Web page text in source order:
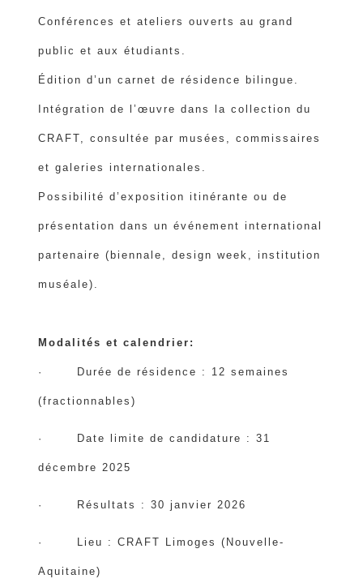
Conférences et ateliers ouverts au grand
public et aux étudiants.
Édition d’un carnet de résidence bilingue.
Intégration de l’œuvre dans la collection du
CRAFT, consultée par musées, commissaires
et galeries internationales.
Possibilité d’exposition itinérante ou de
présentation dans un événement international
partenaire (biennale, design week, institution
muséale).
Modalités et calendrier:
· Durée de résidence : 12 semaines
(fractionnables)
· Date limite de candidature : 31
décembre 2025
· Résultats : 30 janvier 2026
· Lieu : CRAFT Limoges (Nouvelle-
Aquitaine)